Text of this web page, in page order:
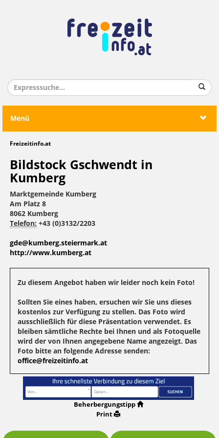
Menü
Freizeitinfo.at
Bildstock Gschwendt in
Kumberg
Marktgemeinde Kumberg
Am Platz 8
8062 Kumberg
Telefon: +43 (0)3132/2203
gde@kumberg.steiermark.at
http://www.kumberg.at
Zu diesem Angebot haben wir leider noch kein Foto!
Sollten Sie eines haben, ersuchen wir Sie uns dieses
kostenlos zur Verfügung zu stellen. Das Foto wird
ausschließlich für diese Präsentation verwendet. Es
bleiben sämtliche Rechte bei Ihnen und als Fotoquelle
wird der von Ihnen angegebene Name angezeigt. Das
Foto bitte an folgende Adresse senden:
office@freizeitinfo.at
Beherbergungstipp
Print